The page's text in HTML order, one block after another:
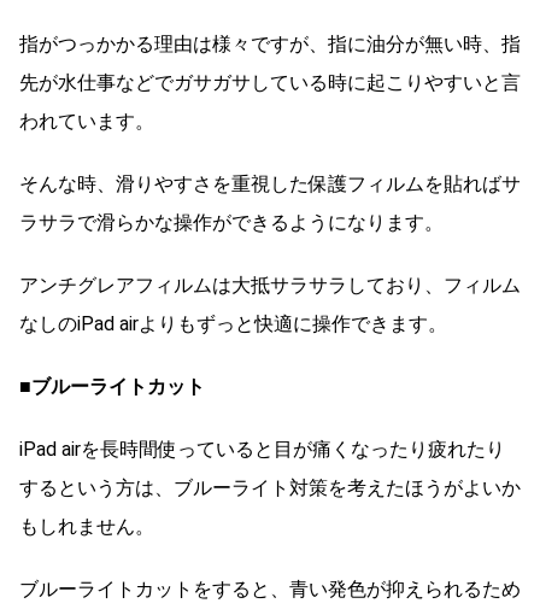
指がつっかかる理由は様々ですが、指に油分が無い時、指
先が水仕事などでガサガサしている時に起こりやすいと言
われています。
そんな時、滑りやすさを重視した保護フィルムを貼ればサ
ラサラで滑らかな操作ができるようになります。
アンチグレアフィルムは大抵サラサラしており、フィルム
なしのiPad airよりもずっと快適に操作できます。
■ブルーライトカット
iPad airを長時間使っていると目が痛くなったり疲れたり
するという方は、ブルーライト対策を考えたほうがよいか
もしれません。
ブルーライトカットをすると、青い発色が抑えられるため